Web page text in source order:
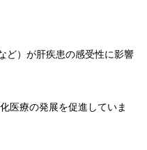
ど）が肝疾患の感受性に影響
医療の発展を促進していま